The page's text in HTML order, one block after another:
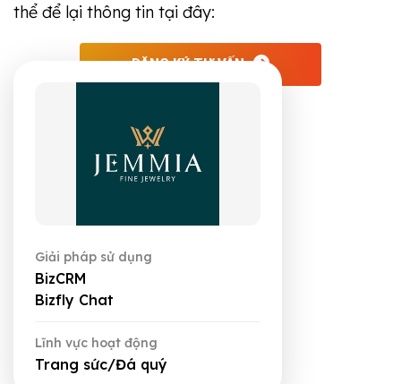
thể để lại thông tin tại đây:
ĐĂNG KÝ TƯ VẤN
Giải pháp sử dụng
BizCRM
Bizfly Chat
Lĩnh vực hoạt động
Trang sức/Đá quý